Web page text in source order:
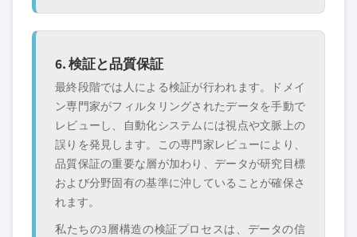
6. 検証と品質保証
最終段階では人による検証が行われます。ドメイ
ン専門家がフィルタリングされたデータを手動で
レビューし、自動化システムには視点や文脈上の
誤りを発見します。この専門家レビューにより、
品質保証の重要な層が加わり、データが研究目標
および分野固有の基準に沖していることが確保さ
れます。
私たちの3層構造の検証プロセスは、データの信